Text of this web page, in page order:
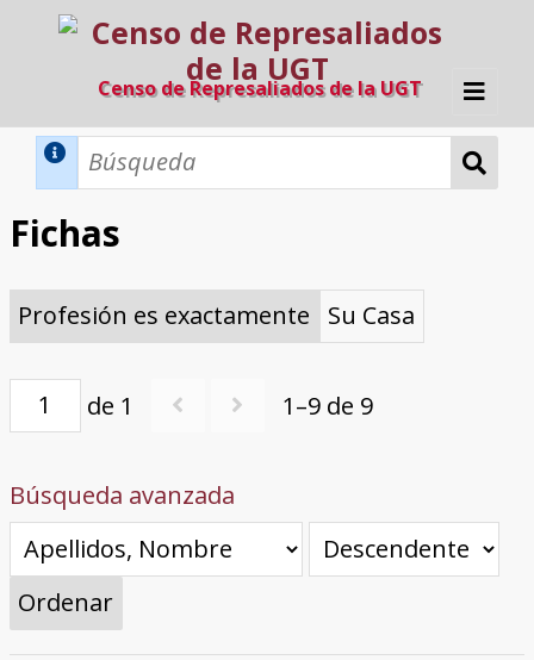
Censo de Represaliados de la UGT
Inicio
Directorio A-Z
Provincias de nacimiento
Profesión
Cárceles
Condenados a muerte
Condenados a muerte (con busca
dinámica)
Ejecutados
El proyecto
Fuentes documentales
Fichas
Profesión es exactamente Su Casa
de 1 1–9 de 9
Búsqueda avanzada
Ordenar